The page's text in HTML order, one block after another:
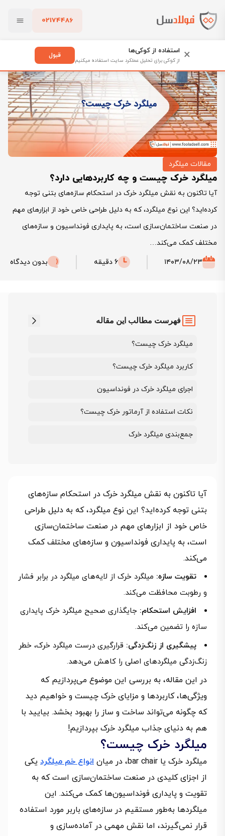
02174486
پاک کردن
فولادسل
میلگرد خرک چیست و چه کاربردهایی دارد؟
مقالات میلگرد
میلگرد خرک چیست و چه کاربردهایی دارد؟
آیا تاکنون به نقش میلگرد خرک در استحکام سازه‌های بتنی توجه
کرده‌اید؟ این نوع میلگرد، که به دلیل طراحی خاص خود از ابزارهای مهم
در صنعت ساختمان‌سازی است، به پایداری فونداسیون و سازه‌های
مختلف کمک می‌کند…
۱۴۰۳/۰۸/۲۳
6 دقیقه بدون دیدگاه
فهرست مطالب این مقاله
میلگرد خرک چیست؟
کاربرد میلگرد خرک چیست؟
اجرای میلگرد خرک در فونداسیون
نکات استفاده از آرماتور خرک چیست؟
جمع‌بندی میلگرد خرک
آیا تاکنون به نقش میلگرد خرک در استحکام سازه‌های
بتنی توجه کرده‌اید؟ این نوع میلگرد، که به دلیل طراحی
خاص خود از ابزارهای مهم در صنعت ساختمان‌سازی
است، به پایداری فونداسیون و سازه‌های مختلف کمک
می‌کند.
تقویت سازه: میلگرد خرک از لایه‌های میلگرد در برابر فشار
و رطوبت محافظت می‌کند.
افزایش استحکام: جایگذاری صحیح میلگرد خرک پایداری
سازه را تضمین می‌کند.
پیشگیری از زنگ‌زدگی: قرارگیری درست میلگرد خرک، خطر
زنگ‌زدگی میلگردهای اصلی را کاهش می‌دهد.
در این مقاله، به بررسی این موضوع می‌پردازیم که
ویژگی‌ها، کاربردها و مزایای خرک چیست و خواهیم دید
که چگونه می‌تواند ساخت و ساز را بهبود بخشد. بیایید با
هم به دنیای جذاب میلگرد خرک بپردازیم!
میلگرد خرک چیست؟
میلگرد خرک یا bar chair، در میان انواع خم میلگرد یکی
از اجزای کلیدی در صنعت ساختمان‌سازی است که به
تقویت و پایداری فونداسیون‌ها کمک می‌کند. این
میلگردها به‌طور مستقیم در سازه‌های باربر مورد استفاده
قرار نمی‌گیرند، اما نقش مهمی در آماده‌سازی و
× استفاده از کوکی‌ها
از کوکی برای تحلیل عملکرد سایت استفاده میکنیم
قبول